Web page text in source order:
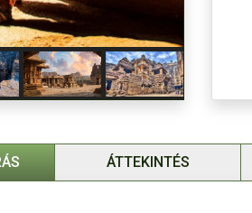
ÁTTEKINTÉS